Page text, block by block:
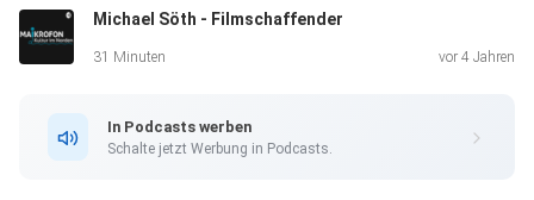
Michael Söth - Filmschaffender
31 Minuten vor 4 Jahren
In Podcasts werben
Schalte jetzt Werbung in Podcasts.